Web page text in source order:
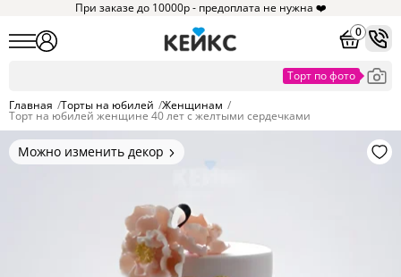
При заказе до 10000р - предоплата не нужна ❤️
0
Главная /Торты на юбилей /Женщинам /
Торт на юбилей женщине 40 лет с желтыми сердечками
Можно изменить декор
Цвет покрытия, надписи,